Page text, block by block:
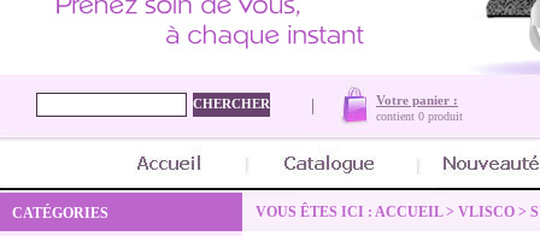
Votre panier :
contient 0 produit
CATÉGORIES VOUS ÊTES ICI : ACCUEIL> VLISCO >